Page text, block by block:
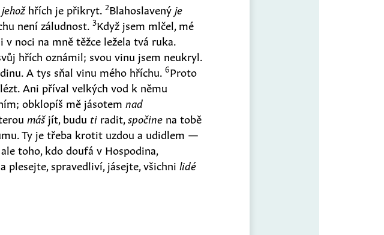
hřích je přikryt.2Blahoslavený je
není záludnost.3Když jsem mlčel, mé
v noci na mně těžce ležela tvá ruka.
hřích oznámil; svou vinu jsem neukryl.
A tys sňal vinu mého hříchu.6Proto
Ani příval velkých vod k němu
obklopíš mě jásotem nad
mášjít, budu ti radit, spočine na tobě
Ty je třeba krotit uzdou a udidlem —
toho, kdo doufá v Hospodina,
plesejte, spravedliví, jásejte, všichni lidé